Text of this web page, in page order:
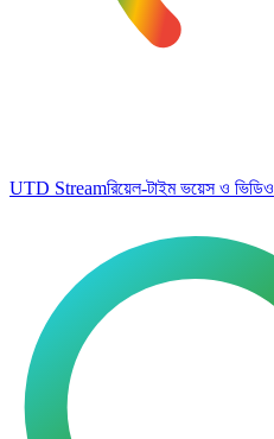
UTD Streamরিয়েল-টাইম ভয়েস ও ভিডিও